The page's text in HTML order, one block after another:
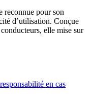
reconnue pour son
d’utilisation. Conçue
elle mise sur
en cas